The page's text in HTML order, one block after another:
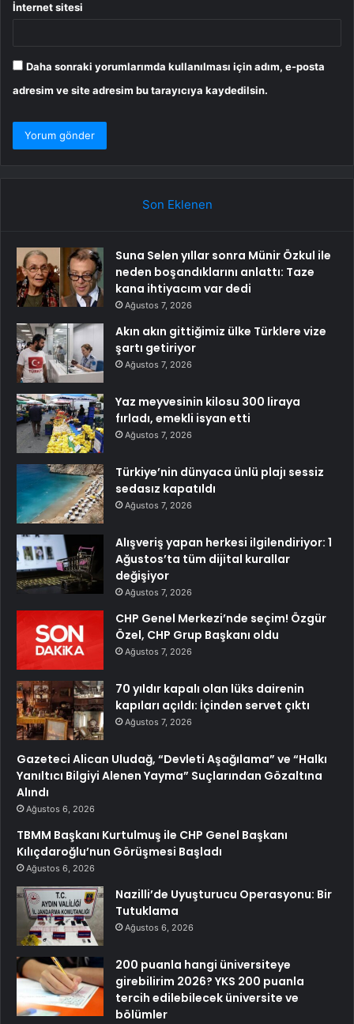
İnternet sitesi
Daha sonraki yorumlarımda kullanılması için adım, e-posta
adresim ve site adresim bu tarayıcıya kaydedilsin.
Son Eklenen
Suna Selen yıllar sonra Münir Özkul ile
neden boşandıklarını anlattı: Taze
kana ihtiyacım var dedi
Ağustos 7, 2026
Akın akın gittiğimiz ülke Türklere vize
şartı getiriyor
Ağustos 7, 2026
Yaz meyvesinin kilosu 300 liraya
fırladı, emekli isyan etti
Ağustos 7, 2026
Türkiye’nin dünyaca ünlü plajı sessiz
sedasız kapatıldı
Ağustos 7, 2026
Alışveriş yapan herkesi ilgilendiriyor: 1
Ağustos’ta tüm dijital kurallar
değişiyor
Ağustos 7, 2026
CHP Genel Merkezi’nde seçim! Özgür
Özel, CHP Grup Başkanı oldu
Ağustos 7, 2026
70 yıldır kapalı olan lüks dairenin
kapıları açıldı: İçinden servet çıktı
Ağustos 7, 2026
Gazeteci Alican Uludağ, “Devleti Aşağılama” ve “Halkı
Yanıltıcı Bilgiyi Alenen Yayma” Suçlarından Gözaltına
Alındı
Ağustos 6, 2026
TBMM Başkanı Kurtulmuş ile CHP Genel Başkanı
Kılıçdaroğlu’nun Görüşmesi Başladı
Ağustos 6, 2026
Nazilli’de Uyuşturucu Operasyonu: Bir
Tutuklama
Ağustos 6, 2026
200 puanla hangi üniversiteye
girebilirim 2026? YKS 200 puanla
tercih edilebilecek üniversite ve
bölümler